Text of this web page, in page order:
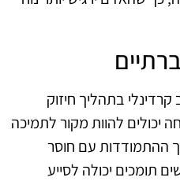
בתהליך חיזוק
יכולים להוות מקור לתמיכה
ההתמודדות עם חוסר
תומכים יכולה לסייע